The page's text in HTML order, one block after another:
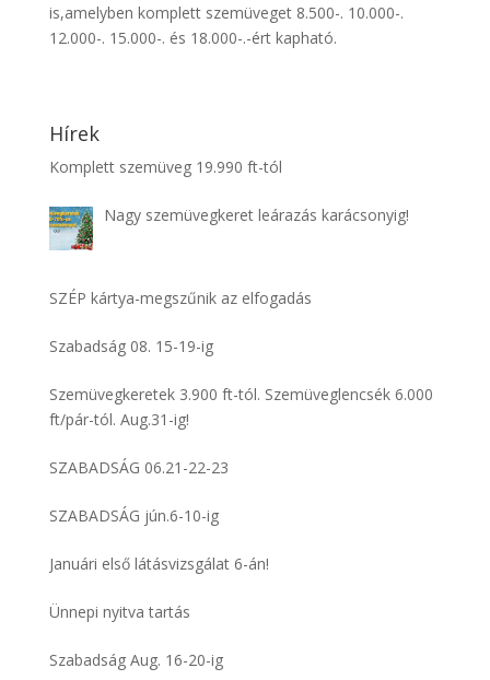
is,amelyben komplett szemüveget 8.500-. 10.000-.
12.000-. 15.000-. és 18.000-.-ért kapható.
Hírek
Komplett szemüveg 19.990 ft-tól
Nagy szemüvegkeret leárazás karácsonyig!
SZÉP kártya-megszűnik az elfogadás
Szabadság 08. 15-19-ig
Szemüvegkeretek 3.900 ft-tól. Szemüveglencsék 6.000
ft/pár-tól. Aug.31-ig!
SZABADSÁG 06.21-22-23
SZABADSÁG jún.6-10-ig
Januári első látásvizsgálat 6-án!
Ünnepi nyitva tartás
Szabadság Aug. 16-20-ig